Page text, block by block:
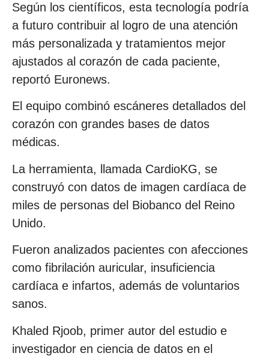
Según los científicos, esta tecnología podría
a futuro contribuir al logro de una atención
más personalizada y tratamientos mejor
ajustados al corazón de cada paciente,
reportó Euronews.
El equipo combinó escáneres detallados del
corazón con grandes bases de datos
médicas.
La herramienta, llamada CardioKG, se
construyó con datos de imagen cardíaca de
miles de personas del Biobanco del Reino
Unido.
Fueron analizados pacientes con afecciones
como fibrilación auricular, insuficiencia
cardíaca e infartos, además de voluntarios
sanos.
Khaled Rjoob, primer autor del estudio e
investigador en ciencia de datos en el